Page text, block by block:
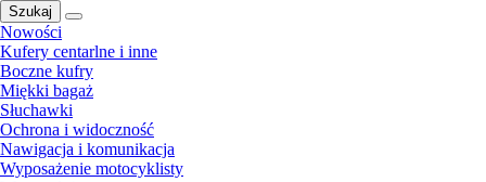
Szukaj
Nowości
Kufery centarlne i inne
Boczne kufry
Miękki bagaż
Słuchawki
Ochrona i widoczność
Nawigacja i komunikacja
Wyposażenie motocyklisty